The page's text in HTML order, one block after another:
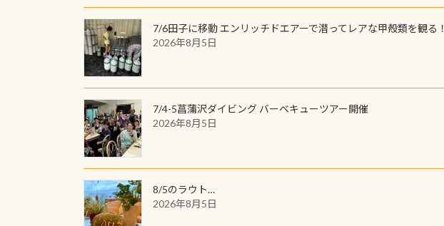
7/6田子に移動 エンリッチドエアーで潜ってレアな甲殻類を観る！
2026年8月5日
7/4-5菖蒲沢ダイビング バーベキューツアー開催
2026年8月5日
8/5のラウト…
2026年8月5日